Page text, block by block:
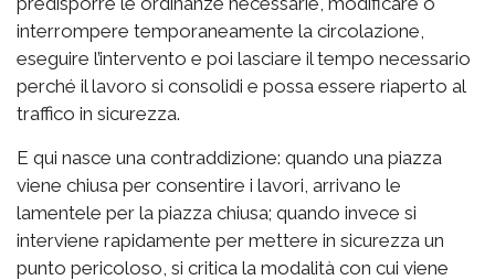
interrompere temporaneamente la circolazione,
eseguire l’intervento e poi lasciare il tempo necessario
perché il lavoro si consolidi e possa essere riaperto al
traffico in sicurezza.
E qui nasce una contraddizione: quando una piazza
viene chiusa per consentire i lavori, arrivano le
lamentele per la piazza chiusa; quando invece si
interviene rapidamente per mettere in sicurezza un
punto pericoloso, si critica la modalità con cui viene